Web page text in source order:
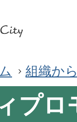
組織か
プロ